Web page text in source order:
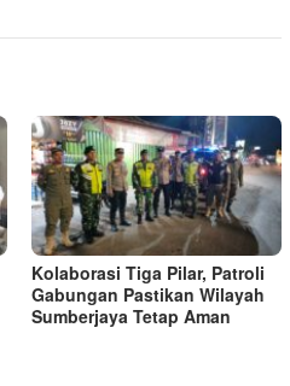
Kolaborasi Tiga Pilar, Patroli
Gabungan Pastikan Wilayah
Sumberjaya Tetap Aman